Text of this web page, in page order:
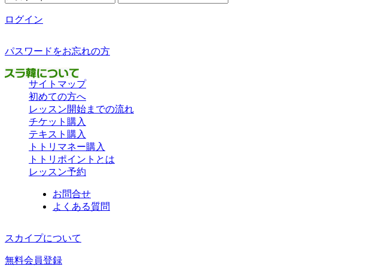
ログイン
パスワードをお忘れの方
サイトマップ
初めての方へ
レッスン開始までの流れ
チケット購入
テキスト購入
トトリマネー購入
トトリポイントとは
レッスン予約
お問合せ
よくある質問
スカイプについて
無料会員登録